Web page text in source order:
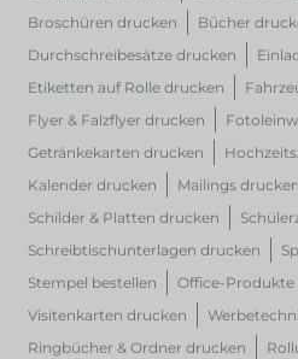
Broschüren drucken
Bücher
Durchschreibesätze drucken
Etiketten auf Rolle drucken
Flyer & Falzflyer drucken
Getränkekarten drucken
Kalender drucken
Mailings drucken
Schilder & Platten drucken
Schreibtischunterlagen drucken
Stempel bestellen
Office-Produkte
Visitenkarten drucken
Ringbücher & Ordner drucken